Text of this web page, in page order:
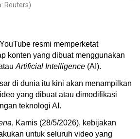
Reuters)
resmi memperketat
konten yang dibuat menggunakan
Artificial Intelligence (AI).
di dunia itu kini akan menampilkan
yang dibuat atau dimodifikasi
teknologi AI.
, Kamis (28/5/2026), kebijakan
untuk seluruh video yang